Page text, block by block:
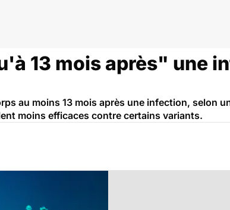
13 mois après" une
au moins 13 mois après une infection, selon
moins efficaces contre certains variants.